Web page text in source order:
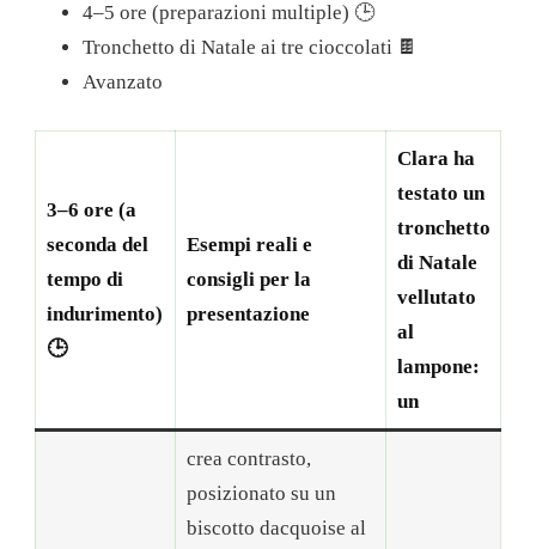
4–5 ore (preparazioni multiple) 🕒
Tronchetto di Natale ai tre cioccolati 🍫
Avanzato
3–6 ore (a
seconda del
tempo di
indurimento)
🕒
Esempi reali e
consigli per la
presentazione
Clara ha
testato un
tronchetto
di Natale
vellutato
al
lampone:
un
crea contrasto,
posizionato su un
biscotto dacquoise al